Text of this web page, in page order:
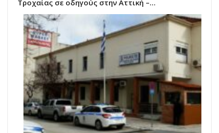
Τροχαίας σε οδηγούς στην Αττική –…